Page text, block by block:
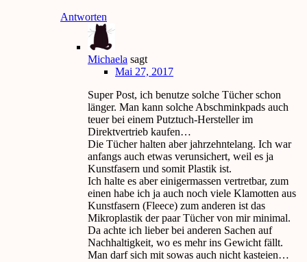
Antworten
Michaela sagt
Mai 27, 2017
Super Post, ich benutze solche Tücher schon
länger. Man kann solche Abschminkpads auch
teuer bei einem Putztuch-Hersteller im
Direktvertrieb kaufen…
Die Tücher halten aber jahrzehntelang. Ich war
anfangs auch etwas verunsichert, weil es ja
Kunstfasern und somit Plastik ist.
Ich halte es aber einigermassen vertretbar, zum
einen habe ich ja auch noch viele Klamotten aus
Kunstfasern (Fleece) zum anderen ist das
Mikroplastik der paar Tücher von mir minimal.
Da achte ich lieber bei anderen Sachen auf
Nachhaltigkeit, wo es mehr ins Gewicht fällt.
Man darf sich mit sowas auch nicht kasteien…